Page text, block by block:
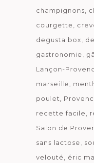
champignons
courgette
degusta box
gastronomie
Lançon-
marseille
poulet
recette facile
Salon de
sans lactose
velouté
éric